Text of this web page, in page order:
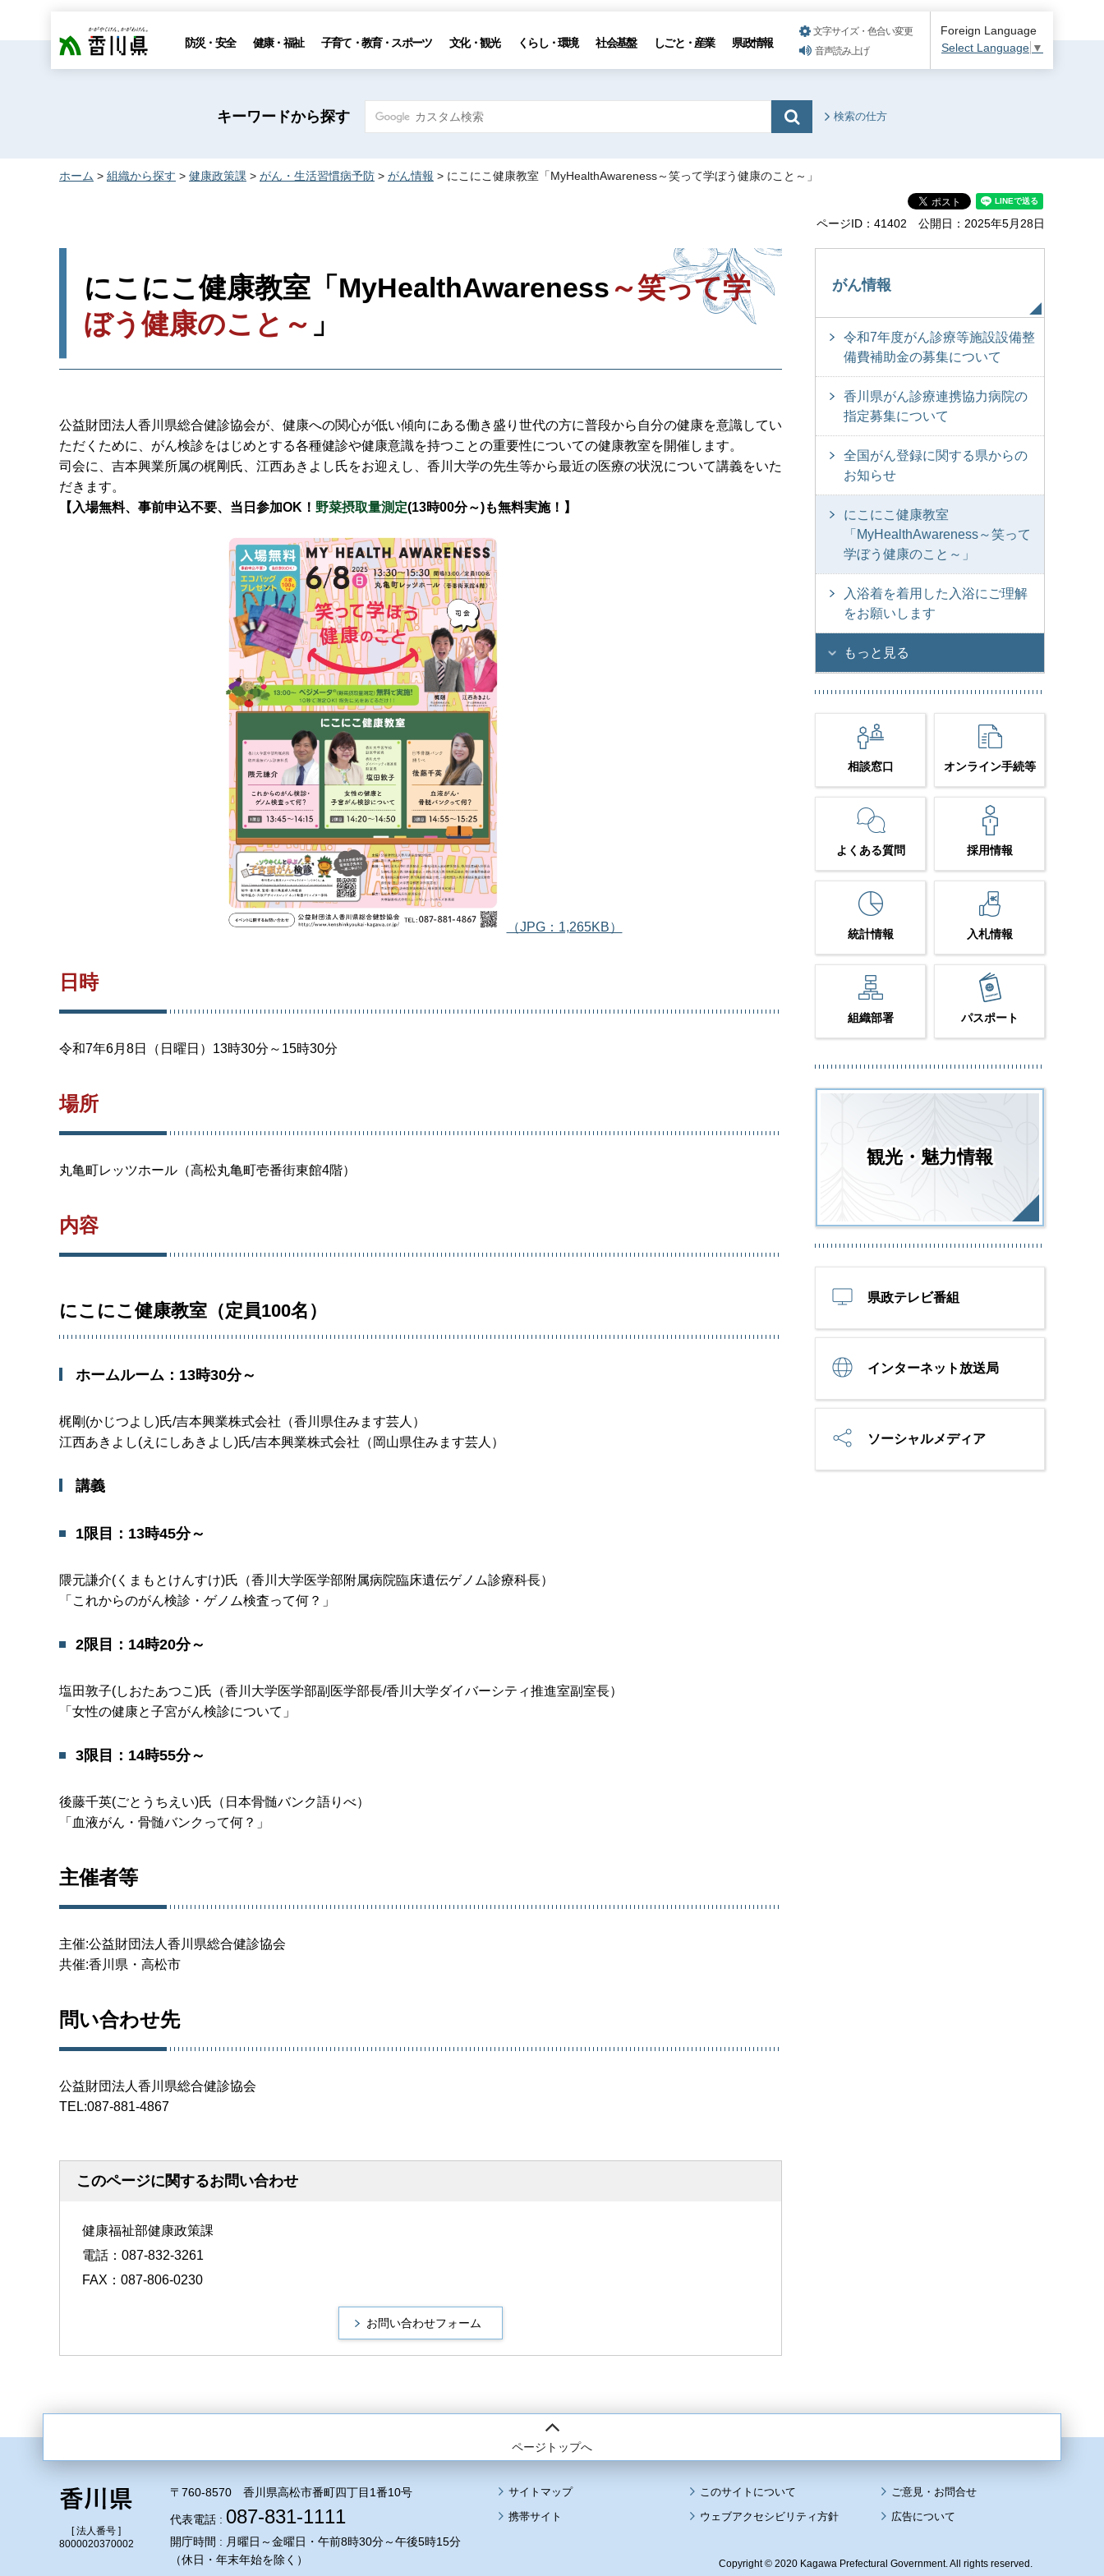
香川県 防災・安全 健康・福祉 子育て・教育・スポーツ 文化・観光 くらし・環境 社会基盤 しごと・産業 県政情報
文字サイズ・色合い変更
音声読み上げ
Foreign Language
Select Language ▼
キーワードから探す 検索の仕方
ホーム > 組織から探す > 健康政策課 > がん・生活習慣病予防 > がん情報 > にこにこ健康教室「MyHealthAwareness～笑って学ぼう健康のこと～」
ページID：41402 公開日：2025年5月28日
にこにこ健康教室「MyHealthAwareness ～笑って学
ぼう健康のこと～ 」
公益財団法人香川県総合健診協会が、健康への関心が低い傾向にある働き盛り世代の方に普段から自分の健康を意識してい
ただくために、がん検診をはじめとする各種健診や健康意識を持つことの重要性についての健康教室を開催します。
司会に、吉本興業所属の梶剛氏、江西あきよし氏をお迎えし、香川大学の先生等から最近の医療の状況について講義をいた
だきます。
【入場無料、事前申込不要、当日参加OK！ 野菜摂取量測定(13時00分～)も無料実施！】
（JPG：1,265KB）
日時
令和7年6月8日（日曜日）13時30分～15時30分
場所
丸亀町レッツホール（高松丸亀町壱番街東館4階）
内容
にこにこ健康教室（定員100名）
ホームルーム：13時30分～
梶剛(かじつよし)氏/吉本興業株式会社（香川県住みます芸人）
江西あきよし(えにしあきよし)氏/吉本興業株式会社（岡山県住みます芸人）
講義
1限目：13時45分～
隈元謙介(くまもとけんすけ)氏（香川大学医学部附属病院臨床遺伝ゲノム診療科長）
「これからのがん検診・ゲノム検査って何？」
2限目：14時20分～
塩田敦子(しおたあつこ)氏（香川大学医学部副医学部長/香川大学ダイバーシティ推進室副室長）
「女性の健康と子宮がん検診について」
3限目：14時55分～
後藤千英(ごとうちえい)氏（日本骨髄バンク語りべ）
「血液がん・骨髄バンクって何？」
主催者等
主催:公益財団法人香川県総合健診協会
共催:香川県・高松市
問い合わせ先
公益財団法人香川県総合健診協会
TEL:087-881-4867
このページに関するお問い合わせ
健康福祉部健康政策課
電話：087-832-3261
FAX：087-806-0230
がん情報
令和7年度がん診療等施設設備整
備費補助金の募集について
香川県がん診療連携協力病院の
指定募集について
全国がん登録に関する県からの
お知らせ
にこにこ健康教室
「MyHealthAwareness～笑って
学ぼう健康のこと～」
入浴着を着用した入浴にご理解
をお願いします
もっと見る
相談窓口 オンライン手続等
よくある質問 採用情報
統計情報 入札情報
組織部署 パスポート
観光・魅力情報
県政テレビ番組
インターネット放送局
ソーシャルメディア
ページトップへ
[ 法人番号 ]
8000020370002
〒760-8570 香川県高松市番町四丁目1番10号
代表電話 : 087-831-1111
開庁時間 : 月曜日～金曜日・午前8時30分～午後5時15分
（休日・年末年始を除く）
サイトマップ
このサイトについて
携帯サイト
ウェブアクセシビリティ方針 広告について
Copyright © 2020 Kagawa Prefectural Government. All rights reserved.